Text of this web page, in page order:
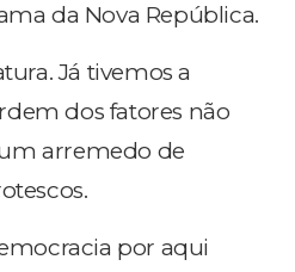
da Nova República.
Já tivemos a
dos fatores não
arremedo de
por aqui